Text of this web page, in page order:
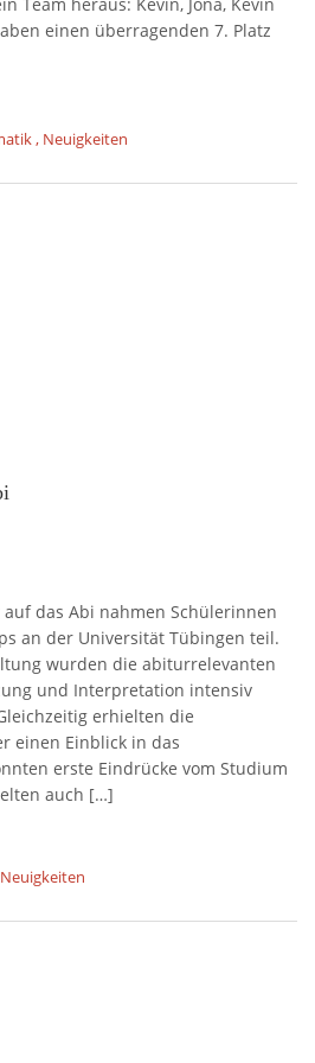
einen überragenden 7. Platz
, Neuigkeiten
das Abi nahmen Schülerinnen
an der Universität Tübingen teil.
wurden die abiturrelevanten
und Interpretation intensiv
erhielten die
einen Einblick in das
erste Eindrücke vom Studium
auch […]
Neuigkeiten